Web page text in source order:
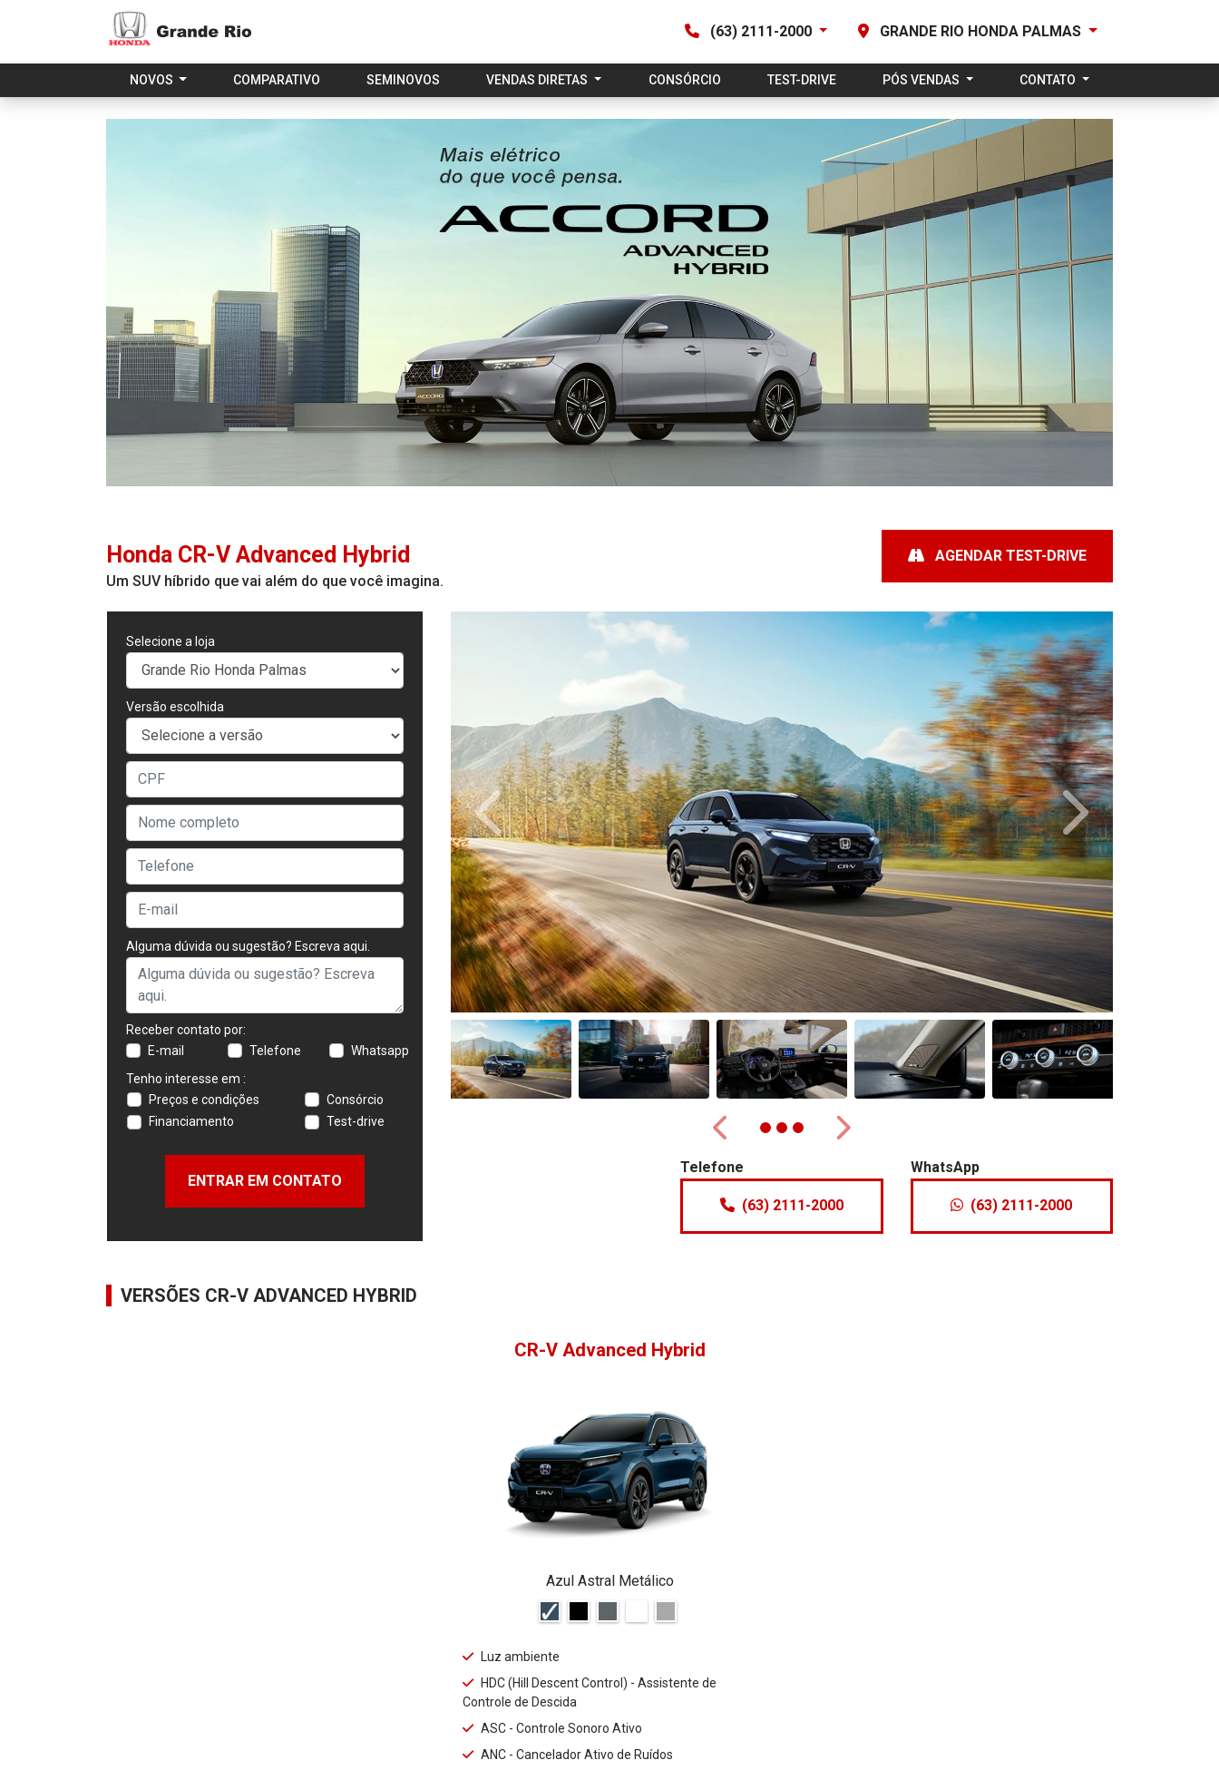
(63) 2111-2000 GRANDE RIO HONDA PALMAS
NOVOS COMPARATIVO SEMINOVOS VENDAS DIRETAS CONSÓRCIO TEST-DRIVE PÓS VENDAS CONTATO
Honda CR-V Advanced Hybrid
Um SUV híbrido que vai além do que você imagina.
AGENDAR TEST-DRIVE
Selecione a loja
Versão escolhida
Alguma dúvida ou sugestão? Escreva aqui.
Receber contato por:
E-mail
Telefone
Whatsapp
Tenho interesse em :
Preços e condições
Consórcio
Financiamento
Test-drive
ENTRAR EM CONTATO
Anterior Próximo
Anterior
Próximo
Telefone
(63) 2111-2000
WhatsApp
(63) 2111-2000
VERSÕES CR-V ADVANCED HYBRID
CR-V Advanced Hybrid
Azul Astral Metálico
Luz ambiente
HDC (Hill Descent Control) - Assistente de
Controle de Descida
ASC - Controle Sonoro Ativo
ANC - Cancelador Ativo de Ruídos